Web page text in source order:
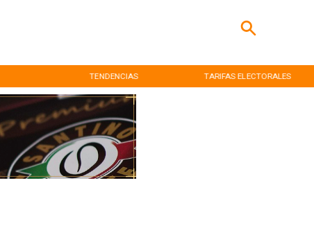
TENDENCIAS TARIFAS ELECTORALES